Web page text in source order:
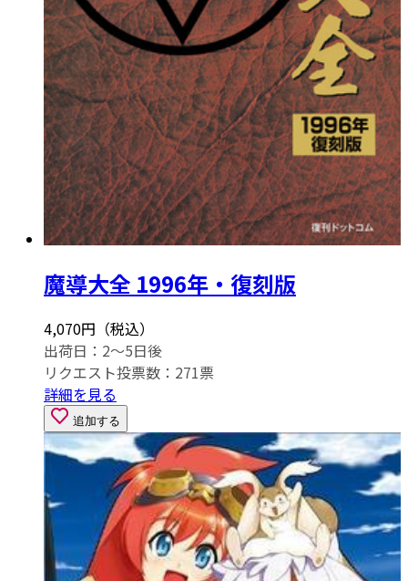
魔導大全 1996年・復刻版
4,070円（税込）
出荷日：2～5日後
リクエスト投票数： 271票
詳細を見る
追加する